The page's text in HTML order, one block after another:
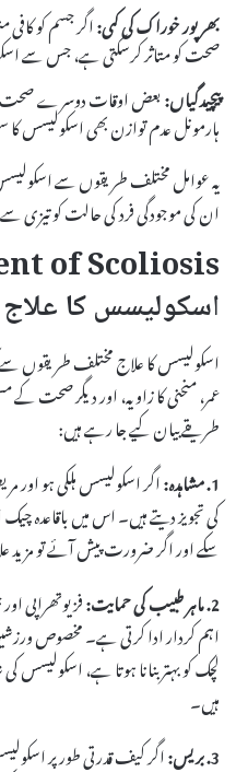
بھرپور خوراک کی کمی:اگر جسم کو کافی
صحت کو متاثر کرسکتی ہے، جس سے
پیچیدگیاں:بعض اوقات دوسرے صحت کے
ہارمونل عدم توازن بھی اسکولیسس
یہ عوامل مختلف طریقوں سے اسکولیسس
ان کی موجودگی فرد کی حالت کو تیزی
اسکولیسس کا علاج
اسکولیسس کا علاج مختلف طریقوں
عمر، منحنی کا زاویہ، اور دیگر صحت
طریقے بیان کیے جا رہے ہیں:
1. مشاہدہ:
اگر اسکولیسس ہلکی ہو اور
کی تجویز دیتے ہیں۔ اس میں باقاعدہ
سکے اور اگر ضرورت پیش آئے تو
2. ماہر طبیب کی حمایت:
فزیوتھراپی
اہم کردار ادا کرتی ہے۔ مخصوص
لچک کو بہتر بنانا ہوتا ہے،
ہیں۔
3. بریس:
اگر کیف قدرتی طور پر